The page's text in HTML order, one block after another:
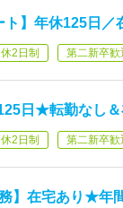
】年休125日／
2日制 第二新卒歓
日★転勤なし＆
2日制 第二新卒歓
】在宅あり★年